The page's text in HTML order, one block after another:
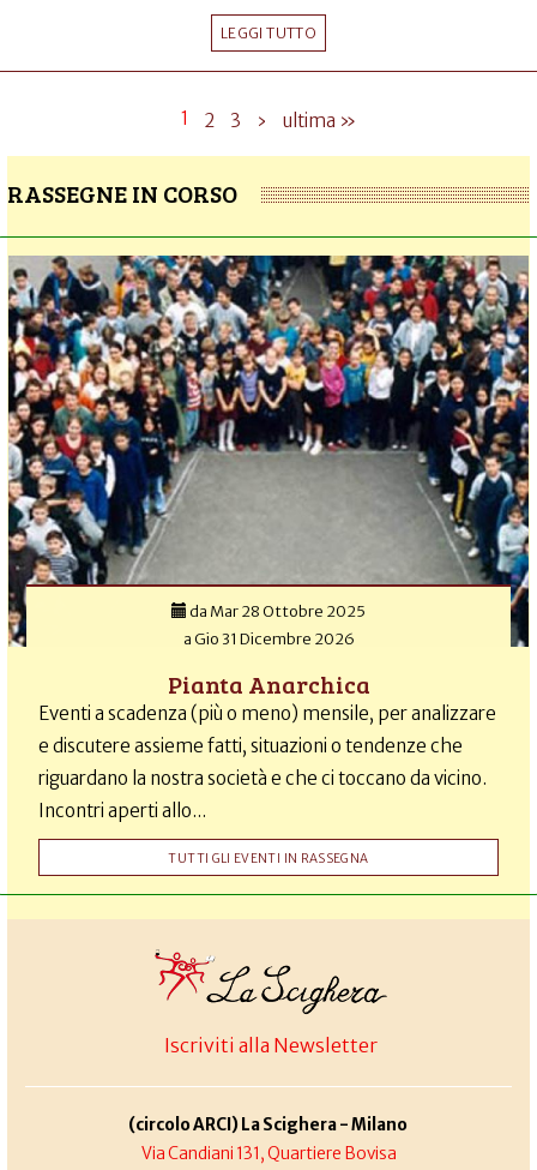
LEGGI TUTTO
1 2 3 › ultima »
RASSEGNE IN CORSO
da Mar 28 Ottobre 2025
aGio 31 Dicembre 2026
Pianta Anarchica
Eventi a scadenza (più o meno) mensile, per analizzare
e discutere assieme fatti, situazioni o tendenze che
riguardano la nostra società e che ci toccano da vicino.
Incontri aperti allo...
TUTTI GLI EVENTI IN RASSEGNA
Iscriviti alla Newsletter
(circolo ARCI) La Scighera - Milano
Via Candiani 131, Quartiere Bovisa